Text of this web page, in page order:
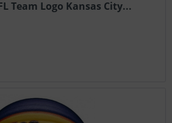
Team Logo Kansas City...